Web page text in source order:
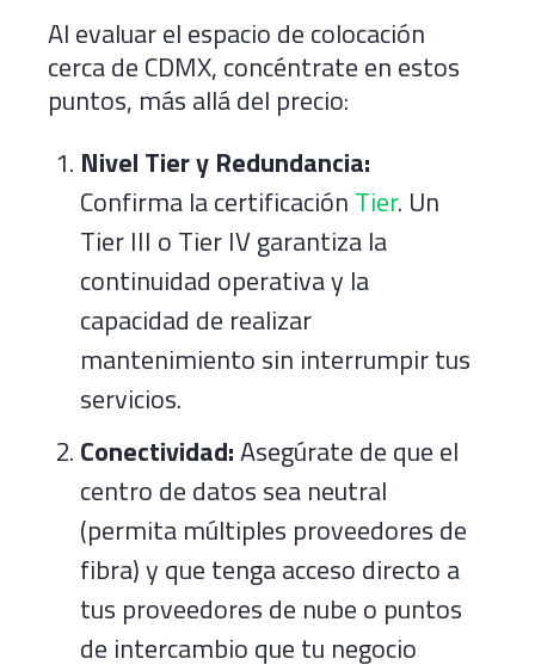
Al evaluar el espacio de colocación
cerca de CDMX, concéntrate en estos
puntos, más allá del precio:
Nivel Tier y Redundancia:
Confirma la certificación Tier. Un
Tier III o Tier IV garantiza la
continuidad operativa y la
capacidad de realizar
mantenimiento sin interrumpir tus
servicios.
Conectividad:Asegúrate de que el
centro de datos sea neutral
(permita múltiples proveedores de
fibra) y que tenga acceso directo a
tus proveedores de nube o puntos
de intercambio que tu negocio